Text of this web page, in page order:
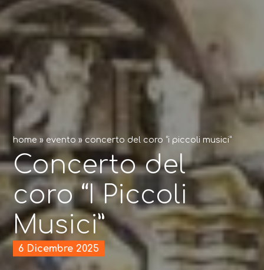
home » evento » concerto del coro “i piccoli musici”
Concerto del
coro “I Piccoli
Musici”
6 Dicembre 2025